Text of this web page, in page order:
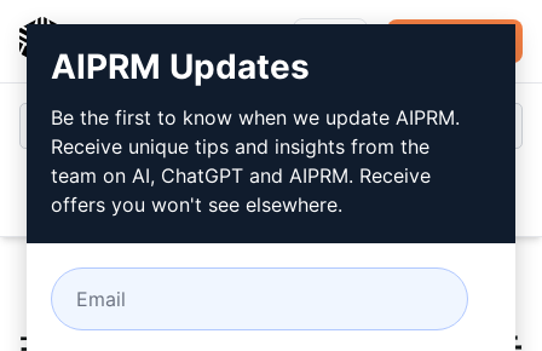
AIPRM Updates
Be the first to know when we update AIPRM.
Receive unique tips and insights from the
team on AI, ChatGPT and AIPRM. Receive
offers you won't see elsewhere.